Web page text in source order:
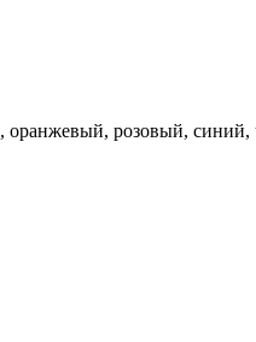
оранжевый, розовый, синий,